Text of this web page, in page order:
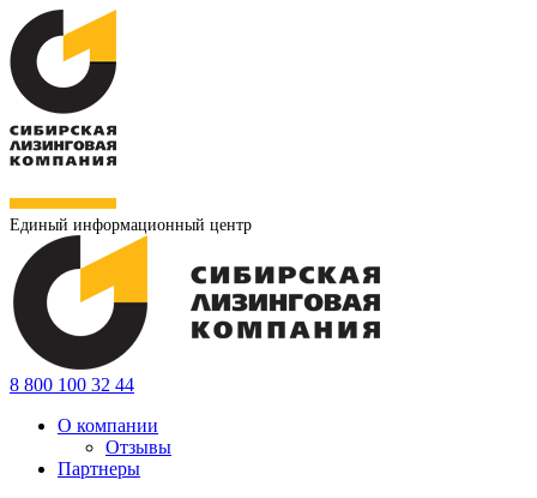
Единый информационный центр
8 800 100 32 44
О компании
Отзывы
Партнеры